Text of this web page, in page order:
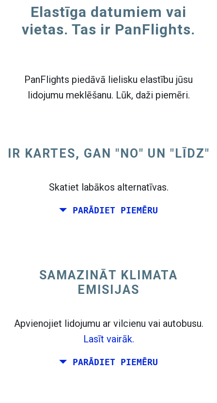
Elastīga datumiem vai
vietas. Tas ir PanFlights.
PanFlights piedāvā lielisku elastību jūsu
lidojumu meklēšanu. Lūk, daži piemēri.
IR KARTES, GAN "NO" UN "LĪDZ"
Skatiet labākos alternatīvas.
PARĀDIET PIEMĒRU
SAMAZINĀT KLIMATA
EMISIJAS
Apvienojiet lidojumu ar vilcienu vai autobusu.
Lasīt vairāk.
PARĀDIET PIEMĒRU